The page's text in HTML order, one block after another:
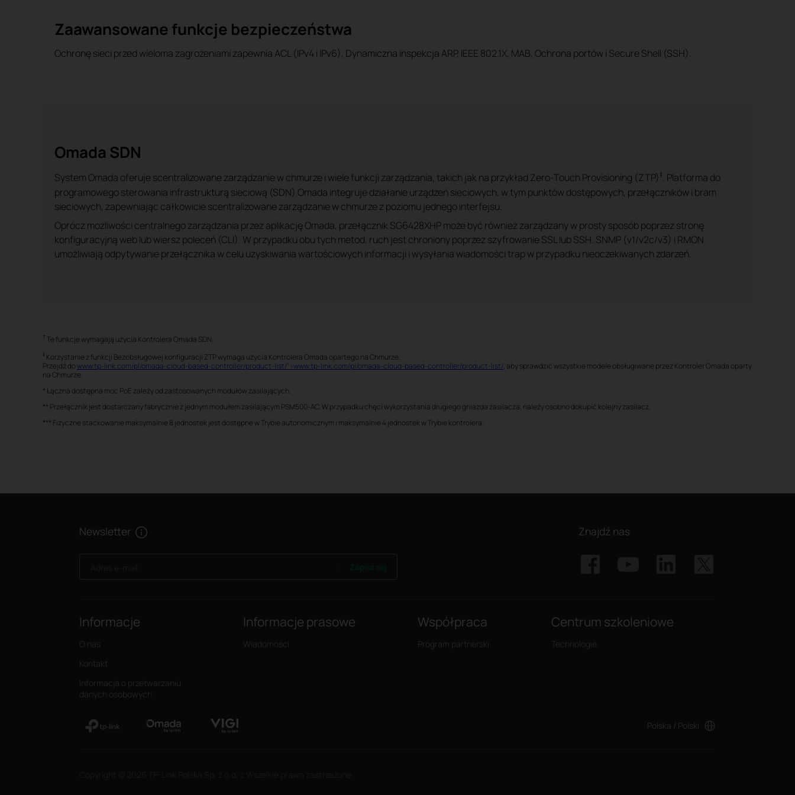
Zaawansowane funkcje bezpieczeństwa
Ochronę sieci przed wieloma zagrożeniami zapewnia ACL (IPv4 i IPv6), Dynamiczna inspekcja ARP, IEEE 802.1X, MAB, Ochrona portów i Secure Shell (SSH).
Omada SDN
System Omada oferuje scentralizowane zarządzanie w chmurze i wiele funkcji zarządzania, takich jak na przykład Zero-Touch Provisioning (ZTP) ‡. Platforma do
programowego sterowania infrastrukturą sieciową (SDN) Omada integruje działanie urządzeń sieciowych, w tym punktów dostępowych, przełączników i bram
sieciowych, zapewniając całkowicie scentralizowane zarządzanie w chmurze z poziomu jednego interfejsu.
Oprócz możliwości centralnego zarządzania przez aplikację Omada, przełącznik SG6428XHP może być również zarządzany w prosty sposób poprzez stronę
konfiguracyjną web lub wiersz poleceń (CLI). W przypadku obu tych metod, ruch jest chroniony poprzez szyfrowanie SSL lub SSH. SNMP (v1/v2c/v3) i RMON
umożliwiają odpytywanie przełącznika w celu uzyskiwania wartościowych informacji i wysyłania wiadomości trap w przypadku nieoczekiwanych zdarzeń.
† Te funkcje wymagają użycia Kontrolera Omada SDN.
‡ Korzystanie z funkcji Bezobsługowej konfiguracji ZTP wymaga użycia Kontrolera Omada opartego na Chmurze.
Przejdź do www.tp-link.com/pl/omada-cloud-based-controller/product-list/">www.tp-link.com/pl/omada-cloud-based-controller/product-list/, aby sprawdzić wszystkie modele obsługiwane przez Kontroler Omada oparty
na Chmurze.
* Łączna dostępna moc PoE zależy od zastosowanych modułów zasilających.
** Przełącznik jest dostarczany fabrycznie z jednym modułem zasilającym PSM500-AC. W przypadku chęci wykorzystania drugiego gniazda zasilacza, należy osobno dokupić kolejny zasilacz.
*** Fizyczne stackowanie maksymalnie 8 jednostek jest dostępne w Trybie autonomicznym i maksymalnie 4 jednostek w Trybie kontrolera.
Newsletter Znajdź nas
Informacje
O nas
Kontakt
Informacja o przetwarzaniu
danych osobowych
Informacje prasowe
Wiadomości
Współpraca
Program partnerski
Centrum szkoleniowe
Technologie
Polska / Polski